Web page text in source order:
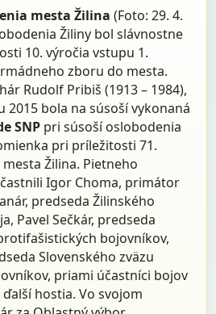
mesta Žilina (Foto: 29. 4.
Žiliny bol slávnostne
10. výročia vstupu 1.
zboru do mesta.
Rudolf Pribiš (1913 – 1984),
2015 bola na súsoší vykonaná
SNP pri súsoší oslobodenia
pri príležitosti 71.
Žilina. Pietneho
Igor Choma, primátor
predseda Žilinského
Pavel Sečkár, predseda
bojovníkov,
Slovenského zväzu
priami účastníci bojov
hostia. Vo svojom